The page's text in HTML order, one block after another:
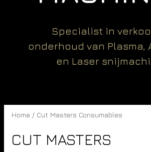
Specialist in
onderhoud van Plasma,
en Laser
Home / Cut Masters Consumables
CUT MASTERS